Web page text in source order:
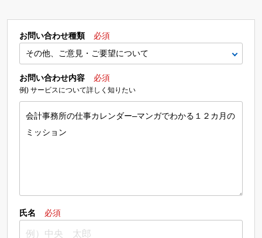
お問い合わせ種類 必須
お問い合わせ内容 必須
例) サービスについて詳しく知りたい
氏名 必須